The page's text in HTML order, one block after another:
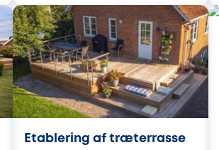
Etablering af træterrasse